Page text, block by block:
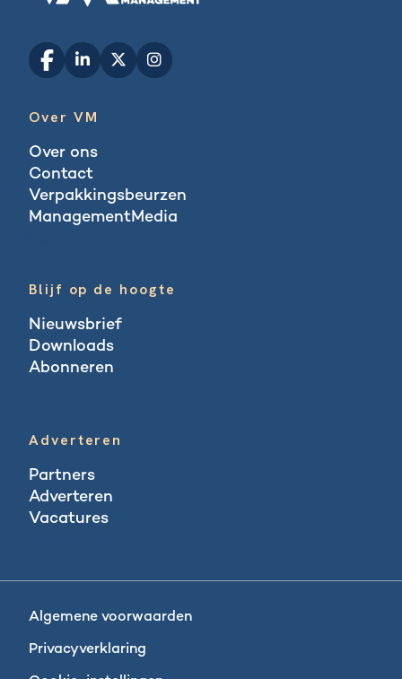
Over VM
Over ons
Contact
Verpakkingsbeurzen
ManagementMedia
Blijf op de hoogte
Nieuwsbrief
Downloads
Abonneren
Adverteren
Partners
Adverteren
Vacatures
Algemene voorwaarden
Privacyverklaring